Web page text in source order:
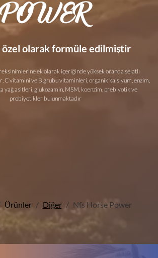
POWER
olarak formüle edilmiştir
ek olarak içeriğinde yüksek oranda şelatlı
C vitamini ve B grubu vitaminleri, organik kalsiyum, enzim,
yağ asitleri, glukozamin, MSM, koenzim, prebiyotik ve
probiyotikler bulunmaktadır
Ürünler Diğer Nfs Horse Power